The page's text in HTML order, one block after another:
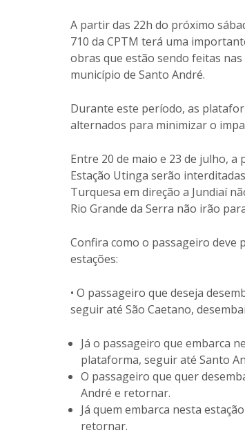
A partir das 22h do próximo
710 da CPTM terá uma
obras que estão sendo feitas
município de Santo André.
Durante este período, as
alternados para minimizar o
Entre 20 de maio e 23 de julho,
Estação Utinga serão
Turquesa em direção a Jundiaí
Rio Grande da Serra não irão
Confira como o passageiro deve
estações:
• O passageiro que deseja
seguir até São Caetano,
Já o passageiro que embarca
plataforma, seguir até Santo
O passageiro que quer
André e retornar.
Já quem embarca nesta
retornar.